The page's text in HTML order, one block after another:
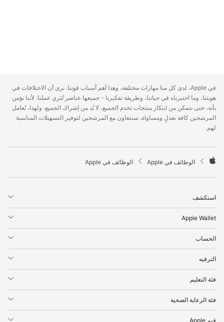
p
p
l
e
F
o
t
r
في Apple، لدى كل منا مهارات مختلفة، وهذا أهم أسباب قوتنا. نرى أن الاختلافات في
هويتنا، وما اختبرناه في حياتنا، وطريقة تفكيرنا - جميعها عناصر تُثري عملنا. لأننا نؤمن
بأنه، حتى نتمكن من ابتكار منتجات تخدم الجميع، لا بُد من إشراك الجميع. ولهذا، نُعامل
المرشحين كافة بعدلٍ ومساواة. سنتعاون مع المرشحين لتوفير التسهيلات المناسبة
لهم.

p
l
e
الوظائف في Apple الوظائف في Apple
استكشف
Apple Wallet
الحساب
الترفيه
فئة التعليم
فئة الرعاية الصحية
قيم Apple